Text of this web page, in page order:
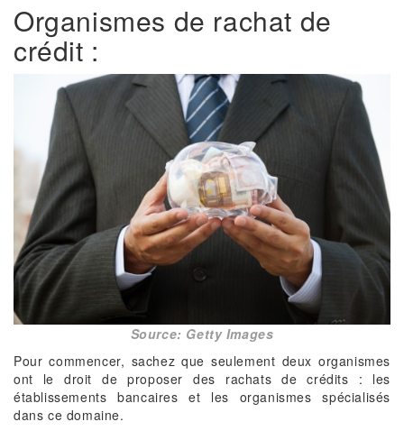
Organismes de rachat de
crédit :
Source: Getty Images
Pour commencer, sachez que seulement deux organismes
ont le droit de proposer des rachats de crédits : les
établissements bancaires et les organismes spécialisés
dans ce domaine.